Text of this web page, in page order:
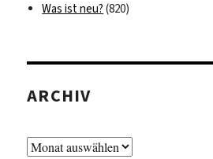
Was ist neu? (820)
ARCHIV
Archiv